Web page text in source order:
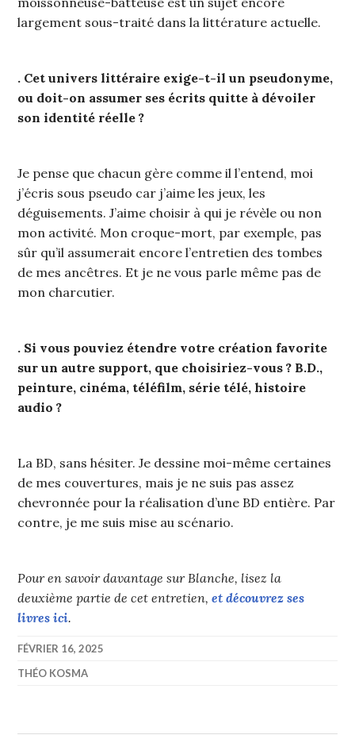
largement sous-traité dans la littérature actuelle.
. Cet univers littéraire exige-t-il un pseudonyme,
ou doit-on assumer ses écrits quitte à dévoiler
son identité réelle ?
Je pense que chacun gère comme il l’entend, moi
j’écris sous pseudo car j’aime les jeux, les
déguisements. J’aime choisir à qui je révèle ou non
mon activité. Mon croque-mort, par exemple, pas
sûr qu’il assumerait encore l’entretien des tombes
de mes ancêtres. Et je ne vous parle même pas de
mon charcutier.
. Si vous pouviez étendre votre création favorite
sur un autre support, que choisiriez-vous ? B.D.,
peinture, cinéma, téléfilm, série télé, histoire
audio ?
La BD, sans hésiter. Je dessine moi-même certaines
de mes couvertures, mais je ne suis pas assez
chevronnée pour la réalisation d’une BD entière. Par
contre, je me suis mise au scénario.
Pour en savoir davantage sur Blanche, lisez la
deuxième partie de cet entretien,et découvrez ses
livres ici.
FÉVRIER 16, 2025
THÉO KOSMA